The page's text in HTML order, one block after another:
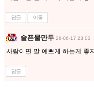
답글 이동
슬픈물만두 26-06-17 23:03
사람이면 말 예쁘게 하는게 좋
답글